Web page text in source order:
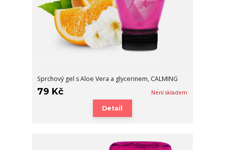
Sprchový gel s Aloe Vera a glycerinem, CALMING
79 Kč Není skladem
Detail